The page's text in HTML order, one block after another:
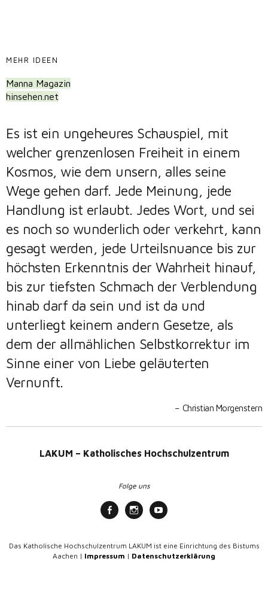
MEHR IDEEN
Manna Magazin
hinsehen.net
Es ist ein ungeheures Schauspiel, mit
welcher grenzenlosen Freiheit in einem
Kosmos, wie dem unsern, alles seine
Wege gehen darf. Jede Meinung, jede
Handlung ist erlaubt. Jedes Wort, und sei
es noch so wunderlich oder verkehrt, kann
gesagt werden, jede Urteilsnuance bis zur
höchsten Erkenntnis der Wahrheit hinauf,
bis zur tiefsten Schmach der Verblendung
hinab darf da sein und ist da und
unterliegt keinem andern Gesetze, als
dem der allmählichen Selbstkorrektur im
Sinne einer von Liebe geläuterten
Vernunft.
Christian Morgenstern
LAKUM – Katholisches Hochschulzentrum
Folge uns
Das Katholische Hochschulzentrum LAKUM ist eine Einrichtung des Bistums
Aachen | Impressum | Datenschutzerklärung